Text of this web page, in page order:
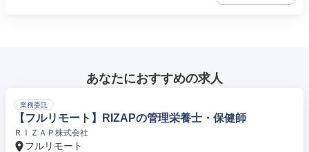
あなたにおすすめの求人
業務委託
【フルリモート】RIZAPの管理栄養士・保健師
ＲＩＺＡＰ株式会社
フルリモート